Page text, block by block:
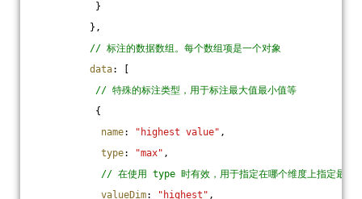
}
},
// 标注的数据数组。每个数组项是一个对象
data: [
// 特殊的标注类型，用于标注最大值最小值等
{
name: "highest value" ,
type: "max" ,
// 在使用 type 时有效，用于指定在哪个维度上指定最大
valueDim: "highest" ,